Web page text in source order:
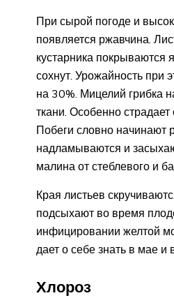
При сырой погоде и
появляется ржавчина.
кустарника покрываются
сохнут. Урожайность при
на 30%. Мицелий грибка
ткани. Особенно страдает
Побеги словно начинают
надламываются и
малина от стеблевого и
Края листьев
подсыхают во время
инфицировании желтой
дает о себе знать в мае и
Хлороз